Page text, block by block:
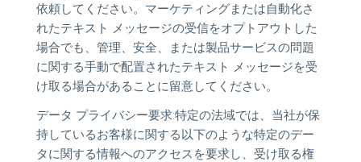
依頼してください。マーケティングまたは自動化さ
れたテキスト メッセージの受信をオプトアウトした
場合でも、管理、安全、または製品サービスの問題
に関する手動で配置されたテキスト メッセージを受
け取る場合があることに留意してください。
データ プライバシー要求:特定の法域では、当社が保
持しているお客様に関する以下のような特定のデー
タに関する情報へのアクセスを要求し、受け取る権